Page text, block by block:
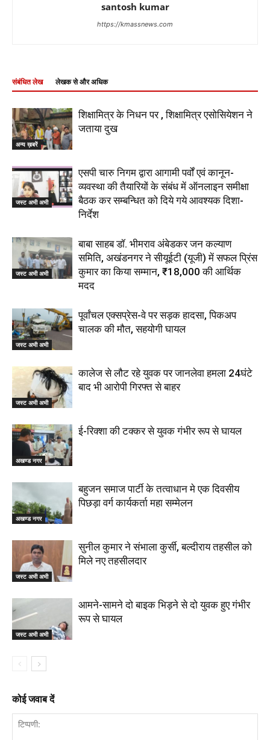
santosh kumar
https://kmassnews.com
संबंधित लेख लेखक से और अधिक
अन्य ख़बरें
शिक्षामित्र के निधन पर , शिक्षामित्र एसोसियेशन ने
जताया दुख
जस्ट अभी अभी
एसपी चारु निगम द्वारा आगामी पर्वों एवं कानून-
व्यवस्था की तैयारियों के संबंध में ऑनलाइन समीक्षा
बैठक कर सम्बन्धित को दिये गये आवश्यक दिशा-
निर्देश
जस्ट अभी अभी
बाबा साहब डॉ. भीमराव अंबेडकर जन कल्याण
समिति, अखंडनगर ने सीयूईटी (यूजी) में सफल प्रिंस
कुमार का किया सम्मान, ₹18,000 की आर्थिक
मदद
जस्ट अभी अभी
पूर्वांचल एक्सप्रेस-वे पर सड़क हादसा, पिकअप
चालक की मौत, सहयोगी घायल
जस्ट अभी अभी
कालेज से लौट रहे युवक पर जानलेवा हमला 24घंटे
बाद भी आरोपी गिरफ्त से बाहर
अखण्ड नगर
ई-रिक्शा की टक्कर से युवक गंभीर रूप से घायल
अखण्ड नगर
बहुजन समाज पार्टी के तत्वाधान मे एक दिवसीय
पिछड़ा वर्ग कार्यकर्ता महा सम्मेलन
जस्ट अभी अभी
सुनील कुमार ने संभाला कुर्सी, बल्दीराय तहसील को
मिले नए तहसीलदार
जस्ट अभी अभी
आमने-सामने दो बाइक भिड़ने से दो युवक हुए गंभीर
रूप से घायल
कोई जवाब दें